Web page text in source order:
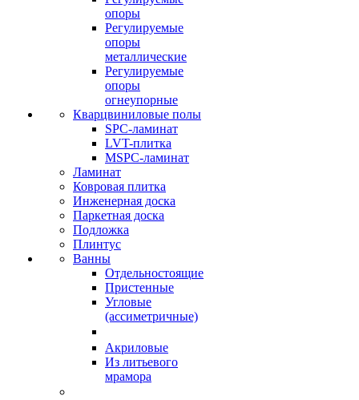
опоры
Регулируемые
опоры
металлические
Регулируемые
опоры
огнеупорные
Кварцвиниловые полы
SPC-ламинат
LVT-плитка
MSPC-ламинат
Ламинат
Ковровая плитка
Инженерная доска
Паркетная доска
Подложка
Плинтус
Ванны
Отдельностоящие
Пристенные
Угловые
(ассиметричные)
Акриловые
Из литьевого
мрамора